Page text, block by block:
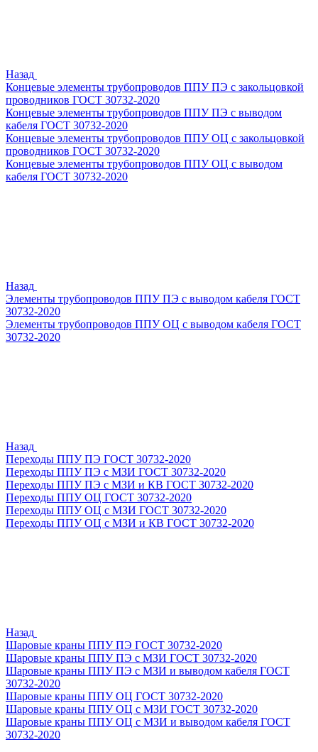
Назад
Концевые элементы трубопроводов ППУ ПЭ с закольцовкой
проводников ГОСТ 30732-2020
Концевые элементы трубопроводов ППУ ПЭ с выводом
кабеля ГОСТ 30732-2020
Концевые элементы трубопроводов ППУ ОЦ с закольцовкой
проводников ГОСТ 30732-2020
Концевые элементы трубопроводов ППУ ОЦ с выводом
кабеля ГОСТ 30732-2020
Назад
Элементы трубопроводов ППУ ПЭ с выводом кабеля ГОСТ
30732-2020
Элементы трубопроводов ППУ ОЦ с выводом кабеля ГОСТ
30732-2020
Назад
Переходы ППУ ПЭ ГОСТ 30732-2020
Переходы ППУ ПЭ с МЗИ ГОСТ 30732-2020
Переходы ППУ ПЭ с МЗИ и КВ ГОСТ 30732-2020
Переходы ППУ ОЦ ГОСТ 30732-2020
Переходы ППУ ОЦ с МЗИ ГОСТ 30732-2020
Переходы ППУ ОЦ с МЗИ и КВ ГОСТ 30732-2020
Назад
Шаровые краны ППУ ПЭ ГОСТ 30732-2020
Шаровые краны ППУ ПЭ с МЗИ ГОСТ 30732-2020
Шаровые краны ППУ ПЭ с МЗИ и выводом кабеля ГОСТ
30732-2020
Шаровые краны ППУ ОЦ ГОСТ 30732-2020
Шаровые краны ППУ ОЦ с МЗИ ГОСТ 30732-2020
Шаровые краны ППУ ОЦ с МЗИ и выводом кабеля ГОСТ
30732-2020